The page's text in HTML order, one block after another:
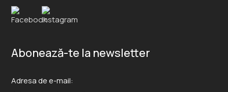
Abonează-te la newsletter
Adresa de e-mail: